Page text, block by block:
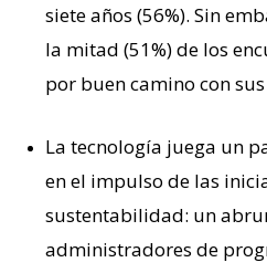
siete años (56%). Sin
la mitad (51%) de los
por buen camino con
La tecnología juega un
en el impulso de las
sustentabilidad: un
administradores de